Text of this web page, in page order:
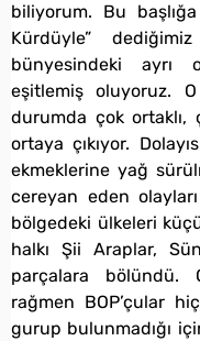
biliyorum. Bu
Kürdüyle”
bünyesindeki ayrı
eşitlemiş oluyoruz.
durumda çok
ortaya çıkıyor.
ekmeklerine yağ
cereyan eden
bölgedeki ülkeleri
halkı Şii Araplar,
parçalara bölündü.
rağmen BOP’çular
gurup bulunmadığı